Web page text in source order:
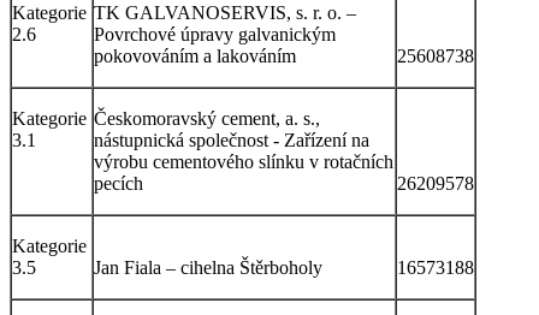
Kategorie
2.6
TK GALVANOSERVIS, s. r. o. –
Povrchové úpravy galvanickým
pokovováním a lakováním
25608738
Kategorie
3.1
Českomoravský cement, a. s.,
nástupnická společnost - Zařízení na
výrobu cementového slínku v rotačních
pecích
26209578
Kategorie
3.5
Jan Fiala – cihelna Štěrboholy 16573188